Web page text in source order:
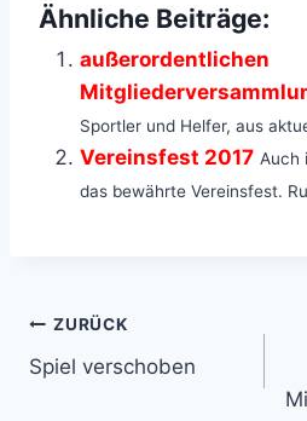
Ähnliche Beiträge:
außerordentlichen
Sportler und Helfer, aus
Vereinsfest 2017 Auch
das bewährte Vereinsfest.
ZURÜCK
Spiel verschoben